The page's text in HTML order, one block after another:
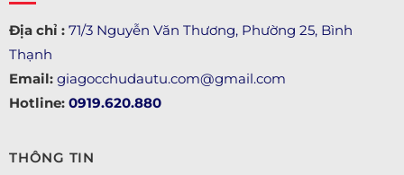
Địa chỉ : 71/3 Nguyễn Văn Thương, Phường 25, Bình
Thạnh
Email: giagocchudautu.com@gmail.com
Hotline: 0919.620.880
THÔNG TIN